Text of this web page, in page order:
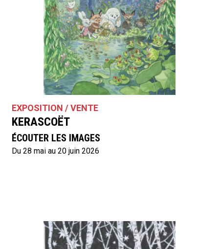
EXPOSITION / VENTE
KERASCOËT
ÉCOUTER LES IMAGES
Du 28 mai au 20 juin 2026